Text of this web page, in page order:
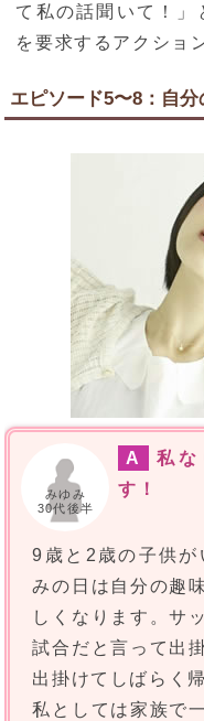
て私の話聞いて！」
を要求するアクショ
エピソード5〜8：自
みゆみ
30代後半
A
私な
す！
9歳と2歳の子供が
みの日は自分の趣
しくなります。サ
試合だと言って出
出掛けてしばらく
私としては家族で